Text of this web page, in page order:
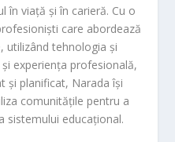
în viață și în carieră. Cu o
care abordează
utilizând tehnologia și
experiența profesională,
și planificat, Narada își
comunitățile pentru a
sistemului educațional.